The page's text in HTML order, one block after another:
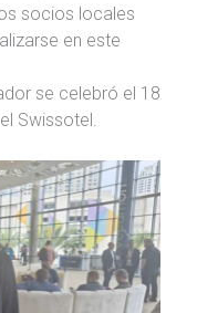
socios locales
en este
se celebró el 18
Swissotel.